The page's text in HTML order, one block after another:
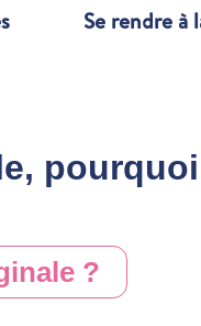
Se rendre à
?